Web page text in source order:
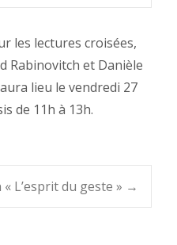
les lectures croisées,
Rabinovitch et Danièle
lieu le vendredi 27
de 11h à 13h.
L’esprit du geste » →